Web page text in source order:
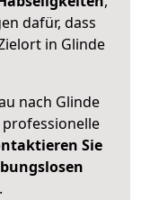
dafür, dass
in Glinde
nach Glinde
Sie